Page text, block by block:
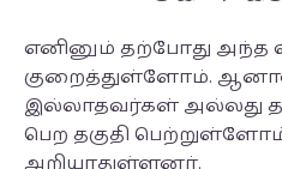
எனினும் தற்போது
குறைத்துள்ளோம்.
இல்லாதவர்கள் அல்லது
பெற தகுதி